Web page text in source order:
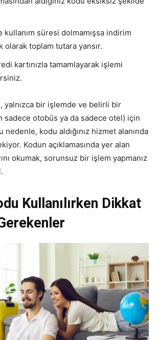
kullanım süresi dolmamışsa indirim
olarak toplam tutara yansır.
kartınızla tamamlayarak işlemi
yalnızca bir işlemde ve belirli bir
sadece otobüs ya da sadece otel) için
kodu aldığınız hizmet alanında
Kodun açıklamasında yer alan
okumak, sorunsuz bir işlem yapmanız
Kullanılırken Dikkat